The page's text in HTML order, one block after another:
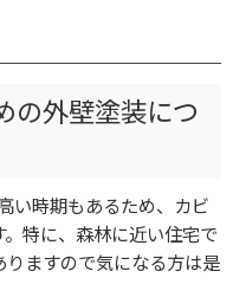
の外壁塗装につ
い時期もあるため、カビ
特に、森林に近い住宅で
ますので気になる方は是